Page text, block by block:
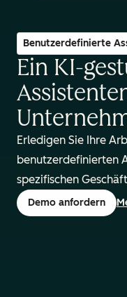
Benutzerdefinierte
Ein KI-
Erledigen Sie Ihre
benutzerdefinierten
spezifischen
Demo anfordern